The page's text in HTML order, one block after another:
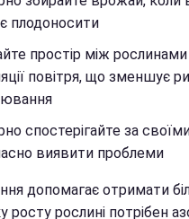
плодоносити
простір між
повітря, що зменшує
спостерігайте за
виявити проблеми
допомагає отримати
росту рослині потрібен